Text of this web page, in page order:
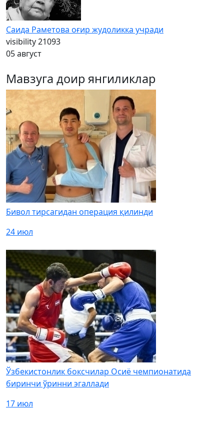
Саида Раметова оғир жудоликка учради
visibility21093
05 август
Мавзуга доир янгиликлар
Бивол тирсагидан операция қилинди
24 июл
Ўзбекистонлик боксчилар Осиё чемпионатида
биринчи ўринни эгаллади
17 июл